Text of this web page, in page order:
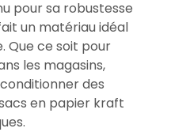
pour sa robustesse
un matériau idéal
Que ce soit pour
les magasins,
des
en papier kraft